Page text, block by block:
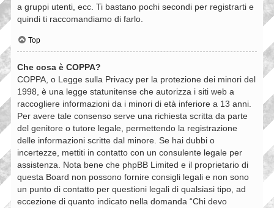
a gruppi utenti, ecc. Ti bastano pochi secondi per registrarti e
quindi ti raccomandiamo di farlo.
Top
Che cosa è COPPA?
COPPA, o Legge sulla Privacy per la protezione dei minori del
1998, è una legge statunitense che autorizza i siti web a
raccogliere informazioni da i minori di età inferiore a 13 anni.
Per avere tale consenso serve una richiesta scritta da parte
del genitore o tutore legale, permettendo la registrazione
delle informazioni scritte dal minore. Se hai dubbi o
incertezze, mettiti in contatto con un consulente legale per
assistenza. Nota bene che phpBB Limited e il proprietario di
questa Board non possono fornire consigli legali e non sono
un punto di contatto per questioni legali di qualsiasi tipo, ad
eccezione di quanto indicato nella domanda “Chi devo